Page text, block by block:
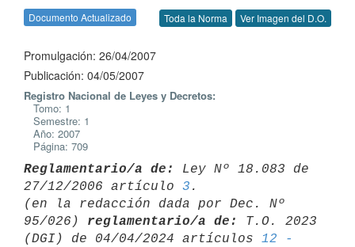
Documento Actualizado Toda la Norma Ver Imagen del D.O.
Promulgación: 26/04/2007
Publicación: 04/05/2007
Registro Nacional de Leyes y Decretos:
Tomo: 1
Semestre: 1
Año: 2007
Página: 709
Reglamentario/a de:
Ley Nº 18.083 de
27/12/2006 artículo 3 .
(en la redacción dada por Dec. Nº
95/026) reglamentario/a de:
T.O. 2023
(DGI) de 04/04/2024 artículos 12 -